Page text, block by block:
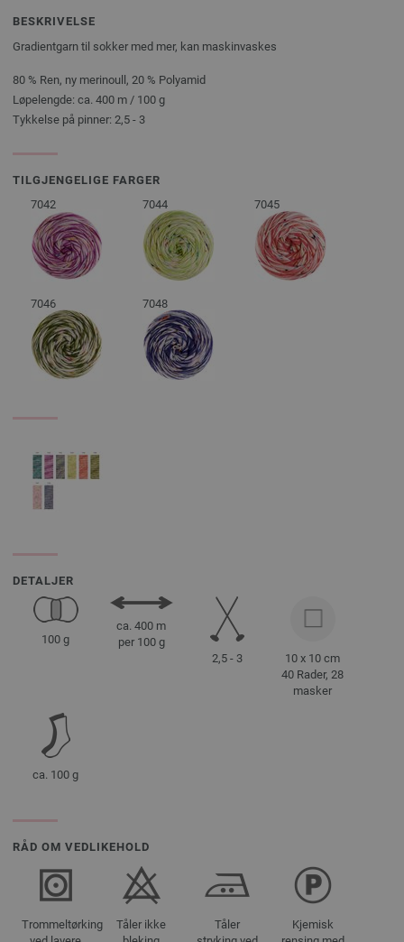
BESKRIVELSE
Gradientgarn til sokker med mer, kan maskinvaskes
80 % Ren, ny merinoull, 20 % Polyamid
Løpelengde: ca. 400 m / 100 g
Tykkelse på pinner: 2,5 - 3
TILGJENGELIGE FARGER
7042
7044 7045
7046 7048
DETALJER
100 g
ca. 400 m
per 100 g
2,5 - 3
10 x 10 cm
40 Rader, 28
masker
ca. 100 g
RÅD OM VEDLIKEHOLD
Trommeltørking
Tåler ikke
Tåler
Kjemisk